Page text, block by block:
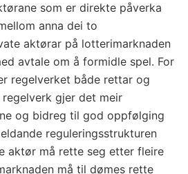
som er direkte påverka
anna dei to
aktørar på lotterimarknaden
avtale om å formidle spel. For
regelverket både rettar og
gjer det meir
og bidreg til god oppfølging
reguleringsstrukturen
aktør må rette seg etter fleire
må til dømes rette